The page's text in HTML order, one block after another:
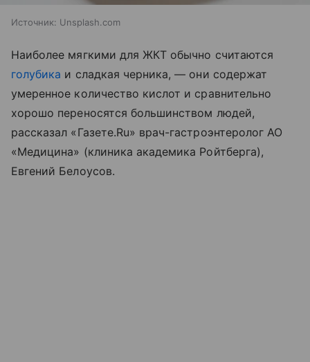
Источник: Unsplash.com
Наиболее мягкими для ЖКТ обычно считаются
голубика и сладкая черника, — они содержат
умеренное количество кислот и сравнительно
хорошо переносятся большинством людей,
рассказал «Газете.Ru» врач-гастроэнтеролог АО
«Медицина» (клиника академика Ройтберга),
Евгений Белоусов.